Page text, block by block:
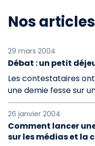
Nos articles
29 mars 2004
Débat : un petit
Les contestataires
une demie fesse sur
26 janvier 2004
Comment lancer
sur les médias et la